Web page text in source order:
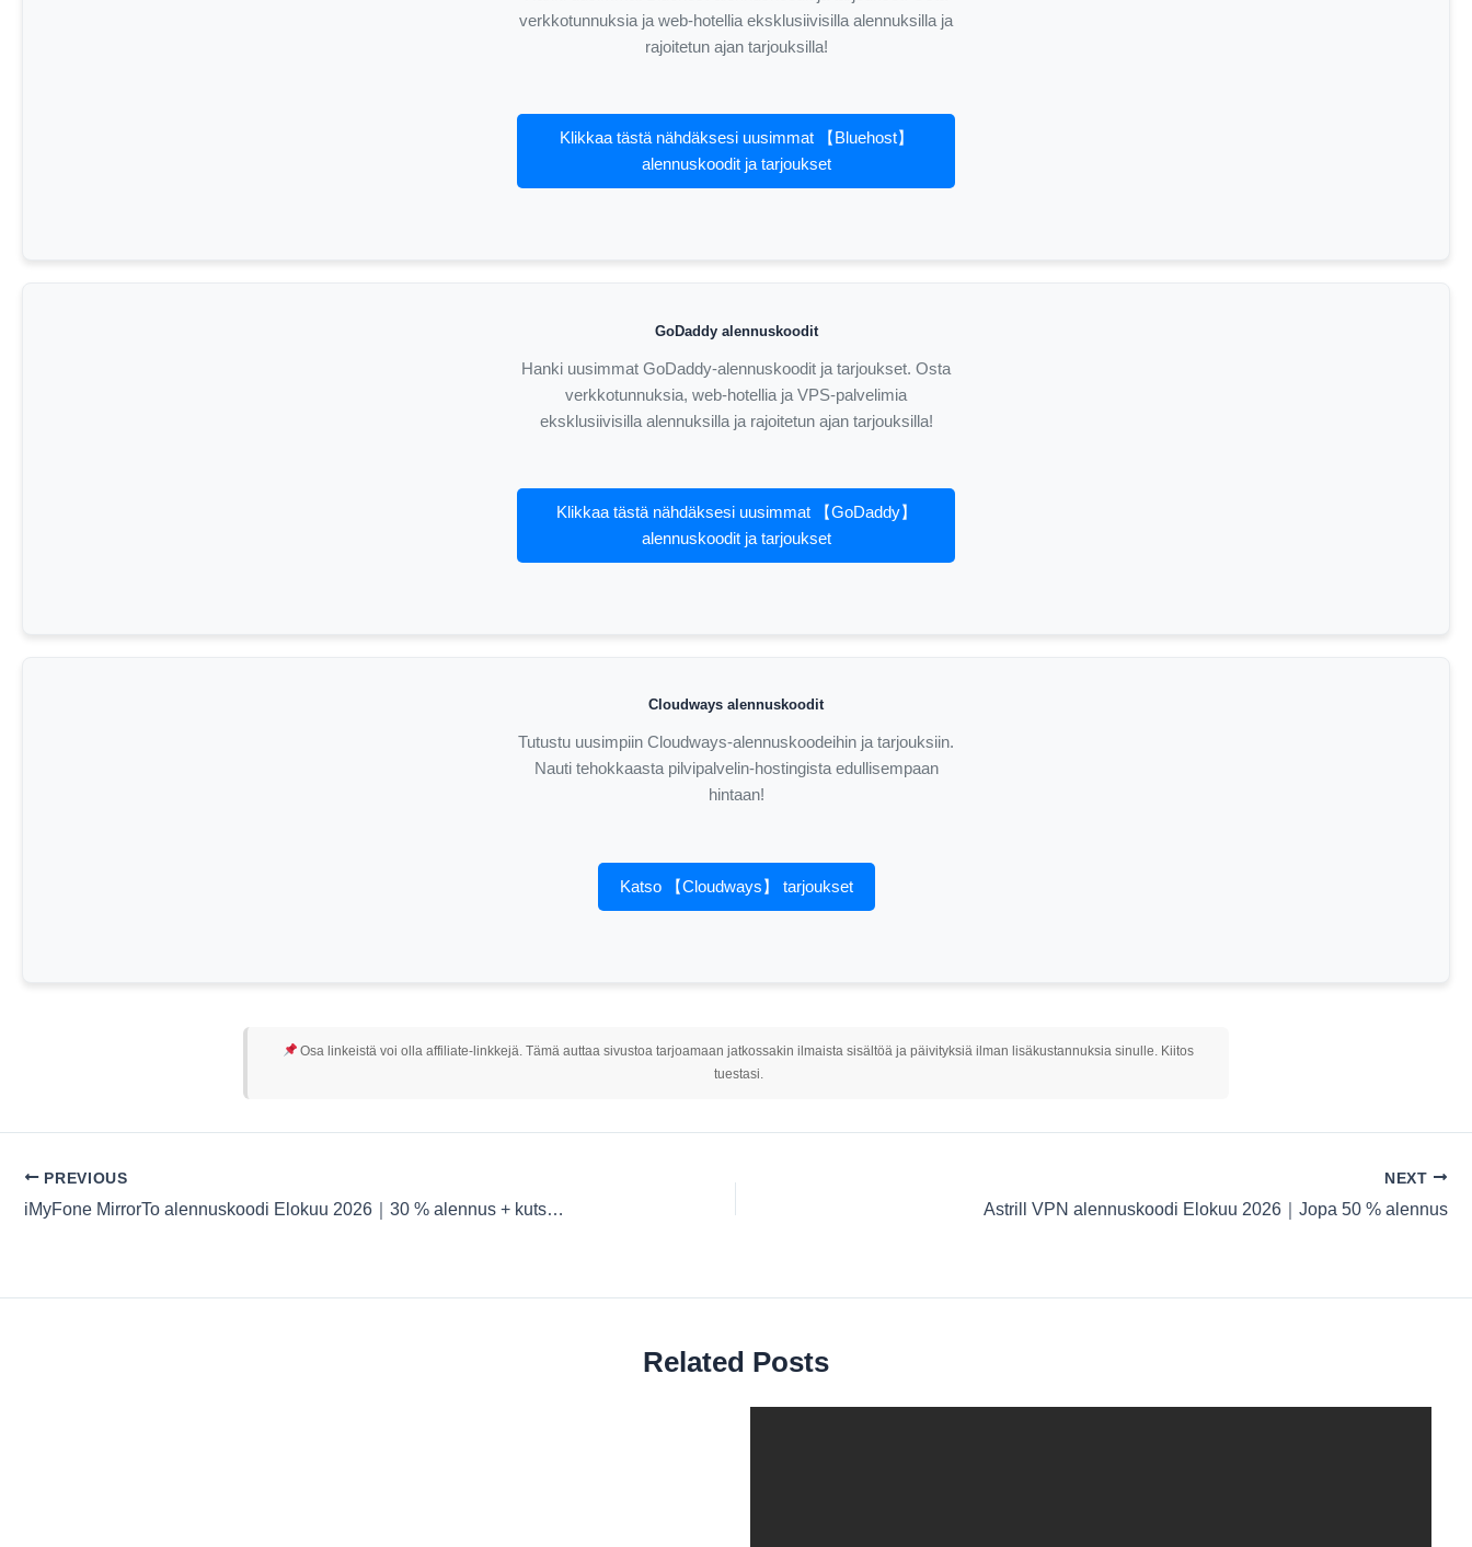
verkkotunnuksia ja web-hotellia eksklusiivisilla alennuksilla ja
rajoitetun ajan tarjouksilla!
Klikkaa tästä nähdäksesi uusimmat 【Bluehost】
alennuskoodit ja tarjoukset
GoDaddy alennuskoodit
Hanki uusimmat GoDaddy-alennuskoodit ja tarjoukset. Osta
verkkotunnuksia, web-hotellia ja VPS-palvelimia
eksklusiivisilla alennuksilla ja rajoitetun ajan tarjouksilla!
Klikkaa tästä nähdäksesi uusimmat 【GoDaddy】
alennuskoodit ja tarjoukset
Cloudways alennuskoodit
Tutustu uusimpiin Cloudways-alennuskoodeihin ja tarjouksiin.
Nauti tehokkaasta pilvipalvelin-hostingista edullisempaan
hintaan!
Katso 【Cloudways】 tarjoukset
Osa linkeistä voi olla affiliate-linkkejä. Tämä auttaa sivustoa tarjoamaan jatkossakin ilmaista sisältöä ja päivityksiä ilman lisäkustannuksia sinulle. Kiitos
tuestasi.
PREVIOUS
iMyFone MirrorTo alennuskoodi Elokuu 2026｜30 % alennus + kutsukoodi
NEXT
Astrill VPN alennuskoodi Elokuu 2026｜Jopa 50 % alennus
Related Posts